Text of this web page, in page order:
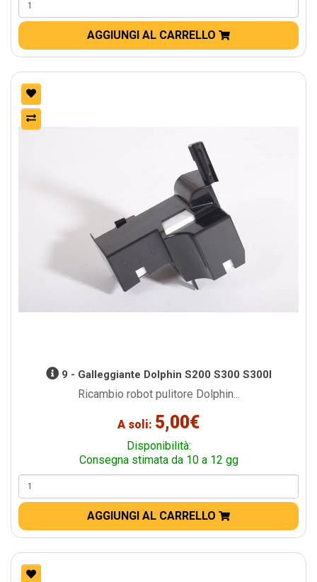
AGGIUNGI AL CARRELLO
9 - Galleggiante Dolphin S200 S300 S300I
Ricambio robot pulitore Dolphin...
A soli: 5,00€
Disponibilità:
Consegna stimata da 10 a 12 gg
AGGIUNGI AL CARRELLO